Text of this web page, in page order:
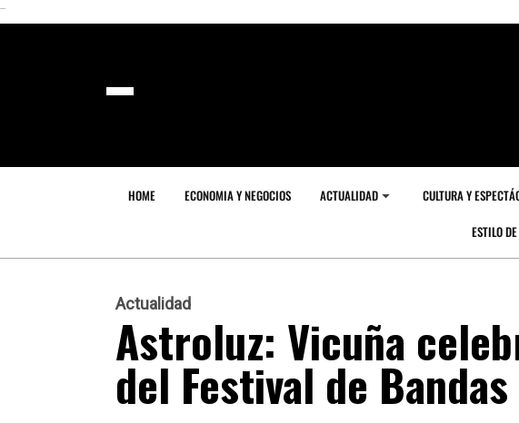
```
HOME ECONOMIA Y NEGOCIOS ACTUALIDAD CULTURA Y
ESTILO
Actualidad
Astroluz: Vicuña
del Festival de